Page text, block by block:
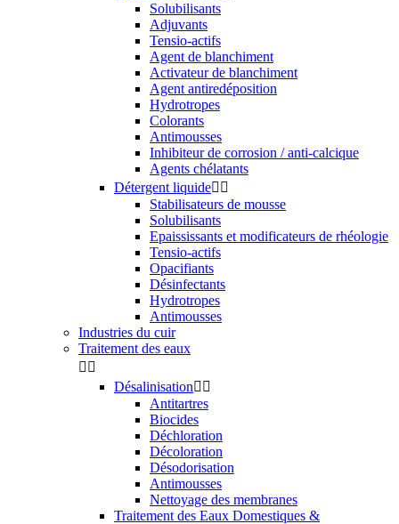
Solubilisants
Adjuvants
Tensio-actifs
Agent de blanchiment
Activateur de blanchiment
Agent antiredéposition
Hydrotropes
Colorants
Antimousses
Inhibiteur de corrosion / anti-calcique
Agents chélatants
Détergent liquide 
Stabilisateurs de mousse
Solubilisants
Epaississants et modificateurs de rhéologie
Tensio-actifs
Opacifiants
Désinfectants
Hydrotropes
Antimousses
Industries du cuir
Traitement des eaux
 
Désalinisation 
Antitartres
Biocides
Déchloration
Décoloration
Désodorisation
Antimousses
Nettoyage des membranes
Traitement des Eaux Domestiques &